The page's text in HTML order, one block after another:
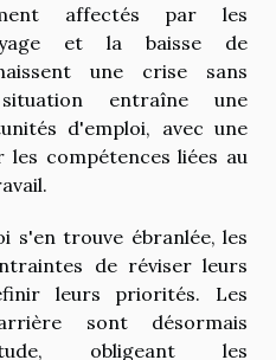
affectés par les
et la baisse de
une crise sans
entraîne une
d'emploi, avec une
les compétences liées au
s'en trouve ébranlée, les
de réviser leurs
leurs priorités. Les
sont désormais
obligeant les